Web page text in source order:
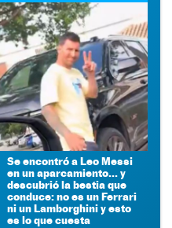
Se encontró a Leo Messi
en un aparcamiento... y
descubrió la bestia que
conduce: no es un Ferrari
ni un Lamborghini y esto
es lo que cuesta